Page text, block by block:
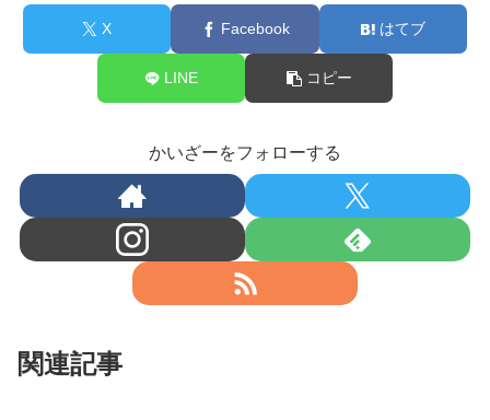
X Facebook はてブ
LINE コピー
かいざーをフォローする
関連記事